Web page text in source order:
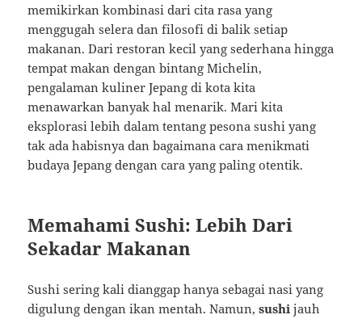
memikirkan kombinasi dari cita rasa yang
menggugah selera dan filosofi di balik setiap
makanan. Dari restoran kecil yang sederhana hingga
tempat makan dengan bintang Michelin,
pengalaman kuliner Jepang di kota kita
menawarkan banyak hal menarik. Mari kita
eksplorasi lebih dalam tentang pesona sushi yang
tak ada habisnya dan bagaimana cara menikmati
budaya Jepang dengan cara yang paling otentik.
Memahami Sushi: Lebih Dari
Sekadar Makanan
Sushi sering kali dianggap hanya sebagai nasi yang
digulung dengan ikan mentah. Namun,sushi jauh